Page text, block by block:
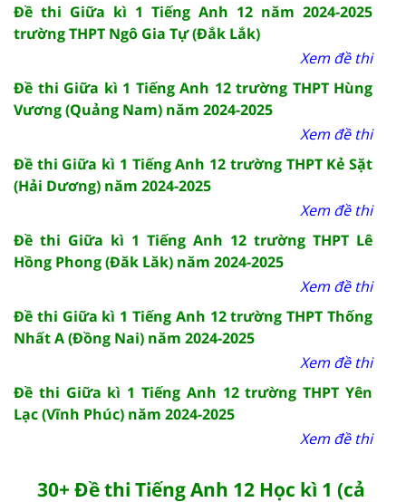
Đề thi Giữa kì 1 Tiếng Anh 12 năm 2024-2025
trường THPT Ngô Gia Tự (Đắk Lắk)
Xem đề thi
Đề thi Giữa kì 1 Tiếng Anh 12 trường THPT Hùng
Vương (Quảng Nam) năm 2024-2025
Xem đề thi
Đề thi Giữa kì 1 Tiếng Anh 12 trường THPT Kẻ Sặt
(Hải Dương) năm 2024-2025
Xem đề thi
Đề thi Giữa kì 1 Tiếng Anh 12 trường THPT Lê
Hồng Phong (Đăk Lăk) năm 2024-2025
Xem đề thi
Đề thi Giữa kì 1 Tiếng Anh 12 trường THPT Thống
Nhất A (Đồng Nai) năm 2024-2025
Xem đề thi
Đề thi Giữa kì 1 Tiếng Anh 12 trường THPT Yên
Lạc (Vĩnh Phúc) năm 2024-2025
Xem đề thi
30+ Đề thi Tiếng Anh 12 Học kì 1 (cả